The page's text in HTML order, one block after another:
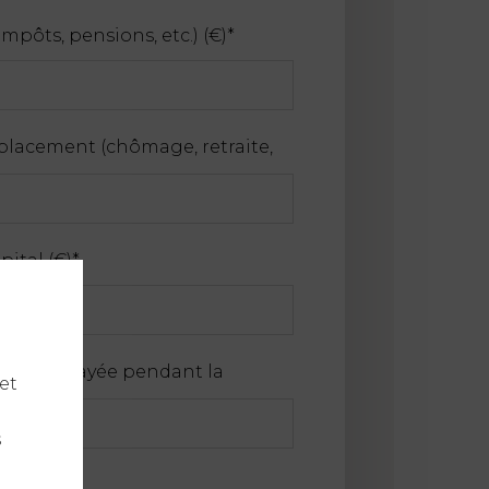
pensions, etc.) (€)*
(chômage, retraite,
(€)*
payée pendant la